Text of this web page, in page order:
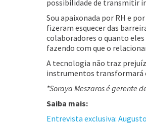
possibilidade de transmitir
Sou apaixonada por RH e
fizeram esquecer das
colaboradores o quanto
fazendo com que o
A tecnologia não traz
instrumentos transformará
*Soraya Meszaros é gerente
Saiba mais:
Entrevista exclusiva: